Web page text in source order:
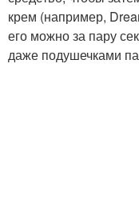
крем (например,
его можно за пару
даже подушечками